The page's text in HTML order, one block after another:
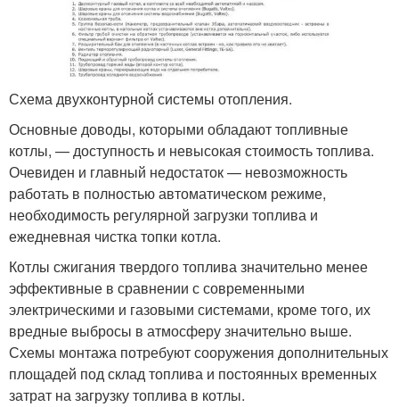
Схема двухконтурной системы отопления.
Основные доводы, которыми обладают топливные
котлы, — доступность и невысокая стоимость топлива.
Очевиден и главный недостаток — невозможность
работать в полностью автоматическом режиме,
необходимость регулярной загрузки топлива и
ежедневная чистка топки котла.
Котлы сжигания твердого топлива значительно менее
эффективные в сравнении с современными
электрическими и газовыми системами, кроме того, их
вредные выбросы в атмосферу значительно выше.
Схемы монтажа потребуют сооружения дополнительных
площадей под склад топлива и постоянных временных
затрат на загрузку топлива в котлы.